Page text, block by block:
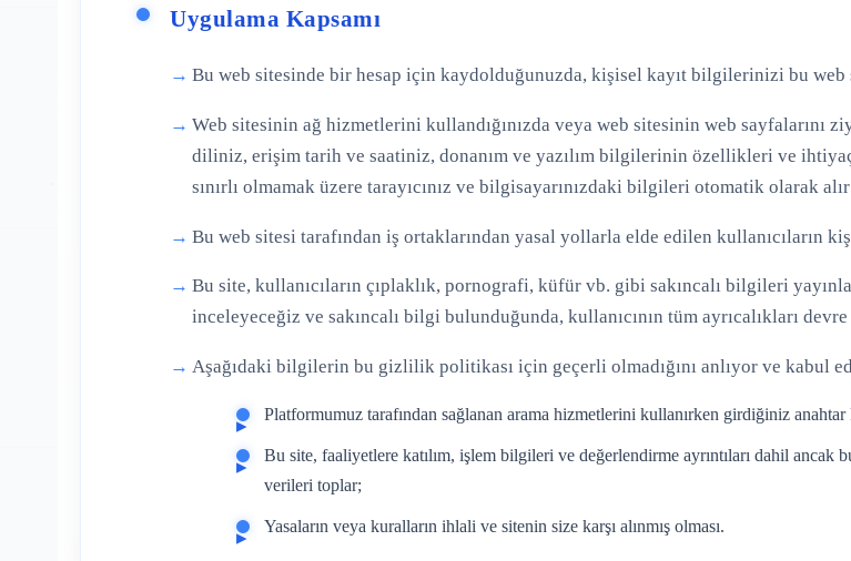
Uygulama Kapsamı
Bu web sitesinde bir hesap için kaydolduğunuzda, kişisel kayıt bilgilerinizi bu
Web sitesinin ağ hizmetlerini kullandığınızda veya web sitesinin web sayfalarını
diliniz, erişim tarih ve saatiniz, donanım ve yazılım bilgilerinin özellikleri ve
sınırlı olmamak üzere tarayıcınız ve bilgisayarınızdaki bilgileri otomatik olarak
Bu web sitesi tarafından iş ortaklarından yasal yollarla elde edilen kullanıcıların
Bu site, kullanıcıların çıplaklık, pornografi, küfür vb. gibi sakıncalı bilgileri
inceleyeceğiz ve sakıncalı bilgi bulunduğunda, kullanıcının tüm ayrıcalıkları devre
Aşağıdaki bilgilerin bu gizlilik politikası için geçerli olmadığını anlıyor ve kabul
Platformumuz tarafından sağlanan arama hizmetlerini kullanırken girdiğiniz
Bu site, faaliyetlere katılım, işlem bilgileri ve değerlendirme ayrıntıları dahil ancak
verileri toplar;
Yasaların veya kuralların ihlali ve sitenin size karşı alınmış olması.